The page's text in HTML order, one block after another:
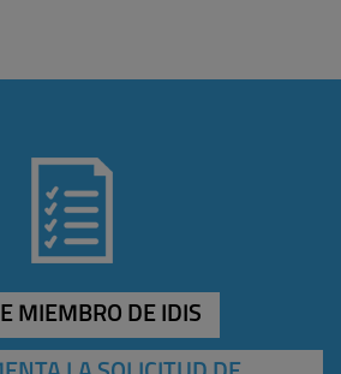
MIEMBRO DE IDIS